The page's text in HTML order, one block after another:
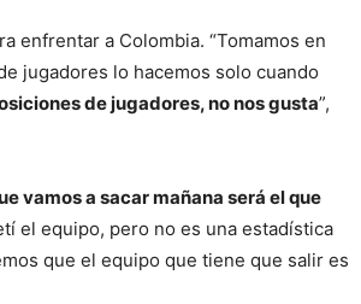
enfrentar a Colombia. “Tomamos en
jugadores lo hacemos solo cuando
de jugadores, no nos gusta”,
vamos a sacar mañana será el que
el equipo, pero no es una estadística
que el equipo que tiene que salir es